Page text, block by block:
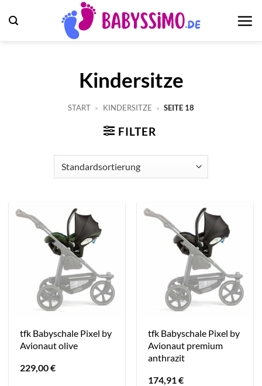
Inhalt
Kindersitze
START » KINDERSITZE » SEITE 18
FILTER
tfk Babyschale Pixel by
Avionaut olive
229,00€
tfk Babyschale Pixel by
Avionaut premium
anthrazit
174,91€